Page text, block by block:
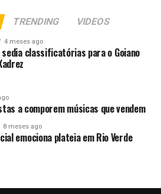
TRENDING VIDEOS
4 meses ago
sedia classificatórias para o Goiano
a comporem músicas que vendem
8 meses ago
emociona plateia em Rio Verde